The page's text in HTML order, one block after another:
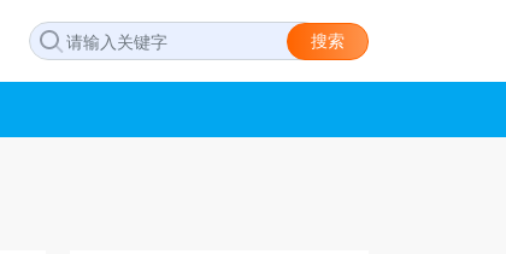
搜索